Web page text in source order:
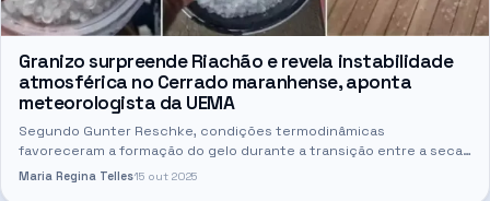
Granizo surpreende Riachão e revela instabilidade
atmosférica no Cerrado maranhense, aponta
meteorologista da UEMA
Segundo Gunter Reschke, condições termodinâmicas
favoreceram a formação do gelo durante a transição entre a seca
e o período chuvoso; Inmet confirma padrão típico dessa época do
Maria Regina Telles15 out 2025